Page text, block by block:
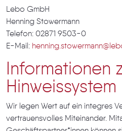
Lebo GmbH
Henning Stowermann
Telefon: 02871 9503-0
E-Mail:
Informationen
Hinweissystem
Wir legen Wert auf ein integres
vertrauensvolles Miteinander.